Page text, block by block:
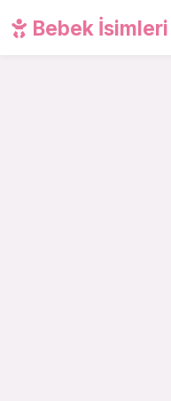
Bebek İsimleri